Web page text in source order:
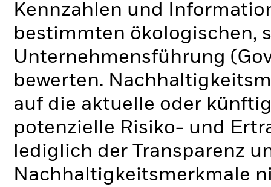
Kennzahlen und
bestimmten ökologischen,
Unternehmensführung
bewerten.
auf die aktuelle oder
potenzielle Risiko- und
lediglich der Transparenz
Nachhaltigkeitsmerkmale